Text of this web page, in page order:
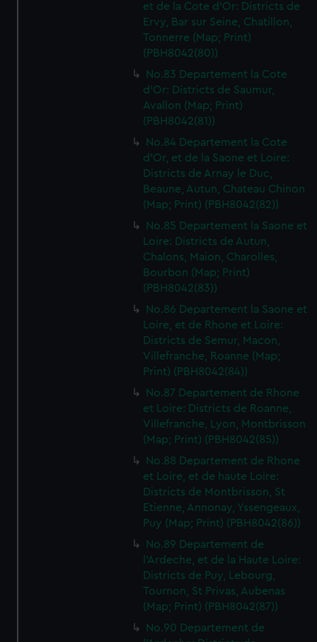
et de la Cote d'Or: Districts de
Ervy, Bar sur Seine, Chatillon,
Tonnerre (Map; Print)
(PBH8042(80))
No.83 Departement la Cote
d'Or: Districts de Saumur,
Avallon (Map; Print)
(PBH8042(81))
No.84 Departement la Cote
d'Or, et de la Saone et Loire:
Districts de Arnay le Duc,
Beaune, Autun, Chateau Chinon
(Map; Print) (PBH8042(82))
No.85 Departement la Saone et
Loire: Districts de Autun,
Chalons, Maion, Charolles,
Bourbon (Map; Print)
(PBH8042(83))
No.86 Departement la Saone et
Loire, et de Rhone et Loire:
Districts de Semur, Macon,
Villefranche, Roanne (Map;
Print) (PBH8042(84))
No.87 Departement de Rhone
et Loire: Districts de Roanne,
Villefranche, Lyon, Montbrisson
(Map; Print) (PBH8042(85))
No.88 Departement de Rhone
et Loire, et de haute Loire:
Districts de Montbrisson, St
Etienne, Annonay, Yssengeaux,
Puy (Map; Print) (PBH8042(86))
No.89 Departement de
l'Ardeche, et de la Haute Loire:
Districts de Puy, Lebourg,
Tournon, St Privas, Aubenas
(Map; Print) (PBH8042(87))
No.90 Departement de